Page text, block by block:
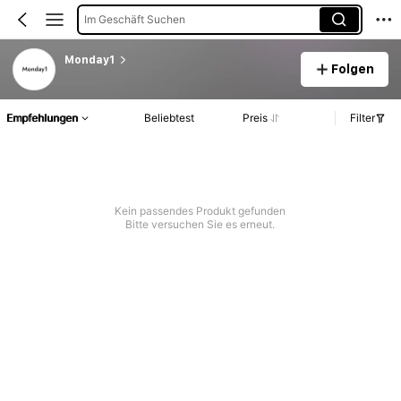
Im Geschäft Suchen
Monday1
Folgen
Empfehlungen Beliebtest Preis Filter
Kein passendes Produkt gefunden
Bitte versuchen Sie es erneut.